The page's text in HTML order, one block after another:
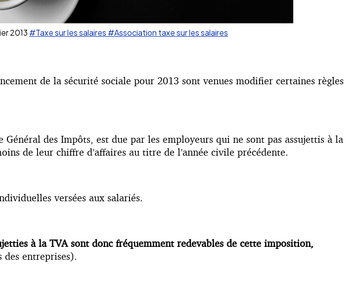
2013 #Taxe sur les salaires #Association taxe sur les salaires
de la sécurité sociale pour 2013 sont venues modifier certaines règles
des Impôts, est due par les employeurs qui ne sont pas assujettis à la
de leur chiffre d’affaires au titre de l’année civile précédente.
versées aux salariés.
à la TVA sont donc fréquemment redevables de cette imposition,
entreprises).